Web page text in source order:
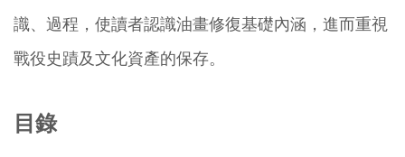
識、過程，使讀者認識油畫修復基礎內涵，進而重視
戰役史蹟及文化資產的保存。
目錄